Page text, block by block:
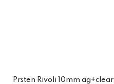
Prsten Rivoli 10mm ag+clear